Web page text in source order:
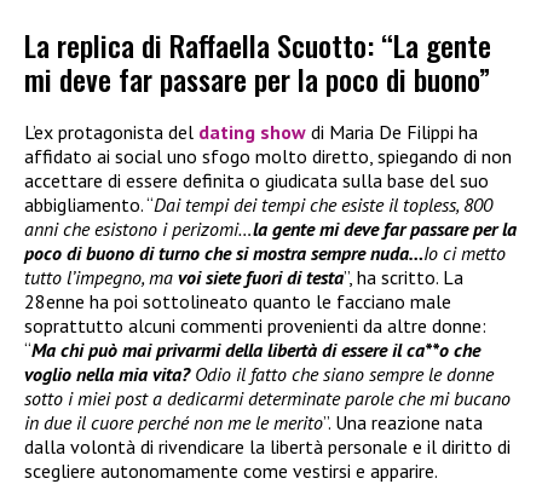
La replica di Raffaella Scuotto: “La gente
mi deve far passare per la poco di buono”
L’ex protagonista del dating show di Maria De Filippi ha
affidato ai social uno sfogo molto diretto, spiegando di non
accettare di essere definita o giudicata sulla base del suo
abbigliamento. “Dai tempi dei tempi che esiste il topless, 800
anni che esistono i perizomi…la gente mi deve far passare per la
poco di buono di turno che si mostra sempre nuda…Io ci metto
tutto l’impegno, ma voi siete fuori di testa”, ha scritto. La
28enne ha poi sottolineato quanto le facciano male
soprattutto alcuni commenti provenienti da altre donne:
“Ma chi può mai privarmi della libertà di essere il ca**o che
voglio nella mia vita? Odio il fatto che siano sempre le donne
sotto i miei post a dedicarmi determinate parole che mi bucano
in due il cuore perché non me le merito”. Una reazione nata
dalla volontà di rivendicare la libertà personale e il diritto di
scegliere autonomamente come vestirsi e apparire.